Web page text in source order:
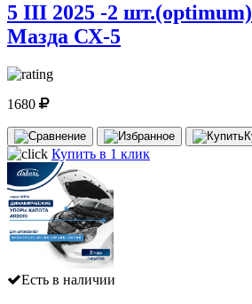
5 III 2025 -2
Мазда СХ-5
1680
Купить в 1 клик
Есть в наличии